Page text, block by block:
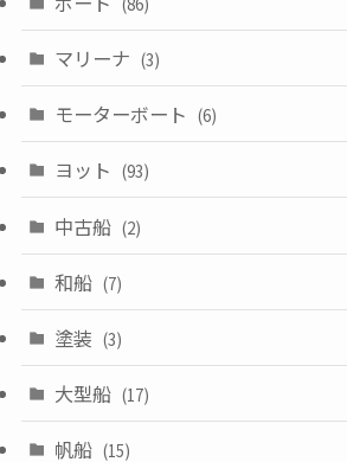
マリーナ (3)
モーターボート (6)
ヨット (93)
中古船 (2)
和船 (7)
塗装 (3)
大型船 (17)
帆船 (15)